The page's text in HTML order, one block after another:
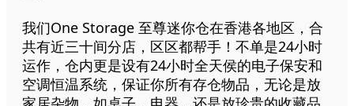
我们One Storage 至尊迷你仓在香港各地区，合
共有近三十间分店，区区都帮手！不单是24小时
运作，仓内更是设有24小时全天侯的电子保安和
空调恒温系统，保证你所有存仓物品，无论是放